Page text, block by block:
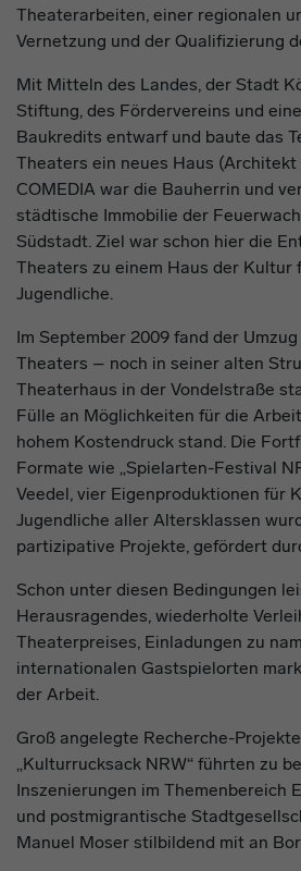
Theaterarbeiten, einer regionalen
Vernetzung und der Qualifizierung
Mit Mitteln des Landes, der Stadt
Stiftung, des Fördervereins und
Baukredits entwarf und baute das
Theaters ein neues Haus (Architekt
COMEDIA war die Bauherrin und
städtische Immobilie der
Südstadt. Ziel war schon hier die
Theaters zu einem Haus der Kultur
Jugendliche.
Im September 2009 fand der
Theaters – noch in seiner alten
Theaterhaus in der Vondelstraße
Fülle an Möglichkeiten für die
hohem Kostendruck stand. Die
Formate wie „Spielarten-Festival
Veedel, vier Eigenproduktionen für
Jugendliche aller Altersklassen
partizipative Projekte, gefördert
Schon unter diesen Bedingungen
Herausragendes, wiederholte
Theaterpreises, Einladungen zu
internationalen Gastspielorten
der Arbeit.
Groß angelegte Recherche-
„Kulturrucksack NRW“ führten zu
Inszenierungen im Themenbereich
und postmigrantische
Manuel Moser stilbildend mit an